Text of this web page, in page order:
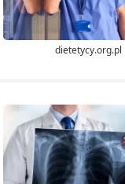
dietetycy.org.pl